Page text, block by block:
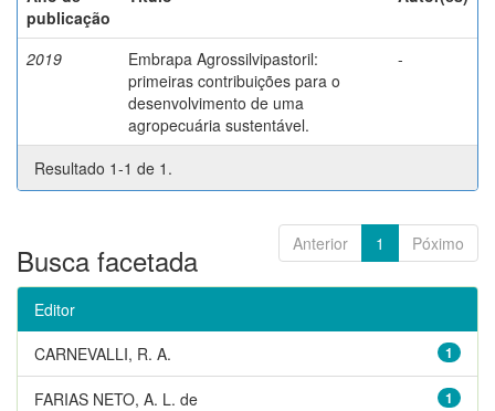
publicação
2019
Embrapa Agrossilvipastoril:
primeiras contribuições para o
desenvolvimento de uma
agropecuária sustentável.
-
Resultado 1-1 de 1.
Anterior 1 Póximo
Busca facetada
Editor
1
CARNEVALLI, R. A.
1
FARIAS NETO, A. L. de